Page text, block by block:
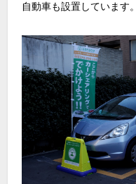
自動車も設置しています。